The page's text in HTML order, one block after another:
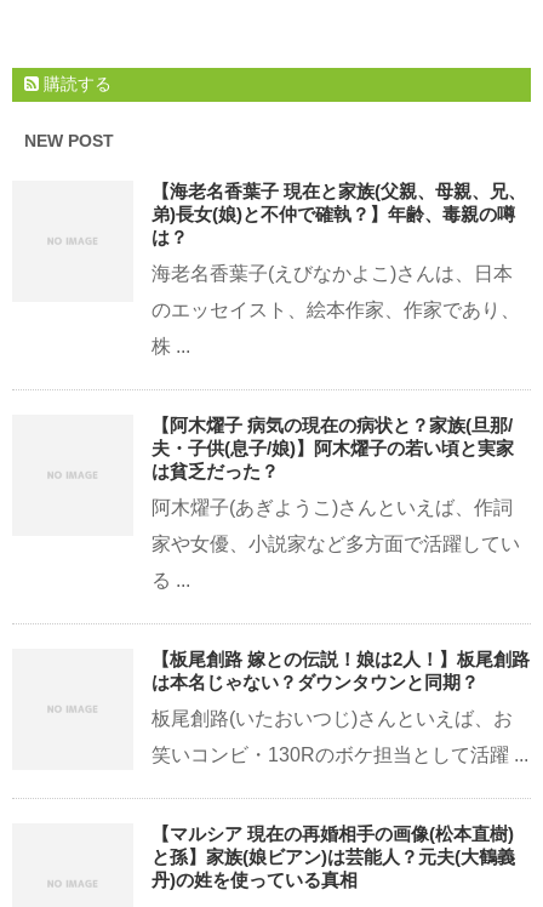
購読する
NEW POST
【海老名香葉子 現在と家族(父親、母親、兄、
弟)長女(娘)と不仲で確執？】年齢、毒親の噂
は？
海老名香葉子(えびなかよこ)さんは、日本
のエッセイスト、絵本作家、作家であり、
株 ...
【阿木燿子 病気の現在の病状と？家族(旦那/
夫・子供(息子/娘)】阿木燿子の若い頃と実家
は貧乏だった？
阿木燿子(あぎようこ)さんといえば、作詞
家や女優、小説家など多方面で活躍してい
る ...
【板尾創路 嫁との伝説！娘は2人！】板尾創路
は本名じゃない？ダウンタウンと同期？
板尾創路(いたおいつじ)さんといえば、お
笑いコンビ・130Rのボケ担当として活躍 ...
【マルシア 現在の再婚相手の画像(松本直樹)
と孫】家族(娘ビアン)は芸能人？元夫(大鶴義
丹)の姓を使っている真相